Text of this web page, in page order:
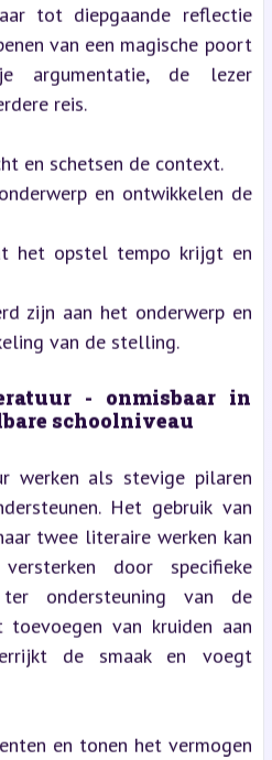
tot diepgaande reflectie
van een magische poort
de lezer
reis.
en schetsen de context.
en ontwikkelen de
het opstel tempo krijgt en
zijn aan het onderwerp en
van de stelling.
- onmisbaar in
schoolniveau
werken als stevige pilaren
Het gebruik van
twee literaire werken kan
door specifieke
ondersteuning van de
van kruiden aan
de smaak en voegt
en tonen het vermogen